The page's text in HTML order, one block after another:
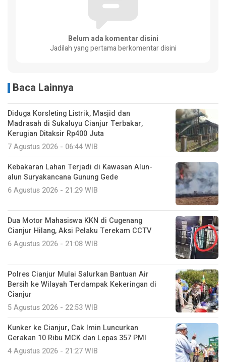
Belum ada komentar disini
Jadilah yang pertama berkomentar disini
Baca Lainnya
Diduga Korsleting Listrik, Masjid dan
Madrasah di Sukaluyu Cianjur Terbakar,
Kerugian Ditaksir Rp400 Juta
7 Agustus 2026 - 06:44 WIB
Kebakaran Lahan Terjadi di Kawasan Alun-
alun Suryakancana Gunung Gede
6 Agustus 2026 - 21:29 WIB
Dua Motor Mahasiswa KKN di Cugenang
Cianjur Hilang, Aksi Pelaku Terekam CCTV
6 Agustus 2026 - 21:08 WIB
Polres Cianjur Mulai Salurkan Bantuan Air
Bersih ke Wilayah Terdampak Kekeringan di
Cianjur
5 Agustus 2026 - 22:53 WIB
Kunker ke Cianjur, Cak Imin Luncurkan
Gerakan 10 Ribu MCK dan Lepas 357 PMI
4 Agustus 2026 - 21:27 WIB